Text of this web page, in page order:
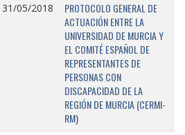
31/05/2018
PROTOCOLO GENERAL DE
ACTUACIÓN ENTRE LA
UNIVERSIDAD DE MURCIA Y
EL COMITÉ ESPAÑOL DE
REPRESENTANTES DE
PERSONAS CON
DISCAPACIDAD DE LA
REGIÓN DE MURCIA (CERMI-
RM)